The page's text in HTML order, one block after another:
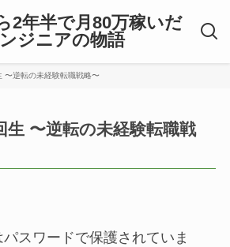
2年半で月80万稼いだ
ジニアの物語
〜逆転の未経験転職戦略〜
生 〜逆転の未経験転職戦
スワードで保護されていま